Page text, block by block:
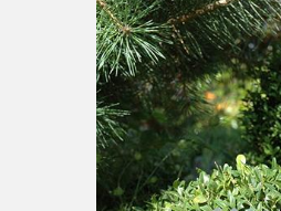
Voir Nos Realisations